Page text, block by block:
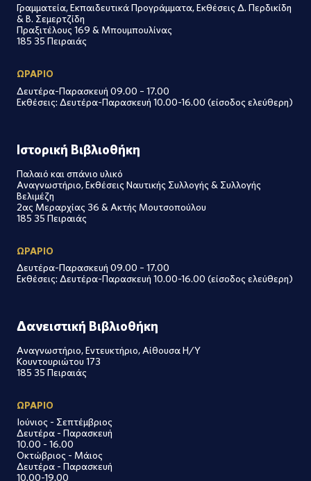
Γραμματεία, Εκπαιδευτικά Προγράμματα, Εκθέσεις Δ. Περδικίδη
& Β. Σεμερτζίδη
Πραξιτέλους 169 & Μπουμπουλίνας
185 35 Πειραιάς
ΩΡΑΡΙΟ
Δευτέρα-Παρασκευή 09.00 – 17.00
Εκθέσεις: Δευτέρα-Παρασκευή 10.00-16.00 (είσοδος ελεύθερη)
Ιστορική Βιβλιοθήκη
Παλαιό και σπάνιο υλικό
Αναγνωστήριο, Εκθέσεις Ναυτικής Συλλογής & Συλλογής
Βελιμέζη
2ας Μεραρχίας 36 & Ακτής Μουτσοπούλου
185 35 Πειραιάς
ΩΡΑΡΙΟ
Δευτέρα-Παρασκευή 09.00 – 17.00
Εκθέσεις: Δευτέρα-Παρασκευή 10.00-16.00 (είσοδος ελεύθερη)
Δανειστική Βιβλιοθήκη
Αναγνωστήριο, Εντευκτήριο, Αίθουσα Η/Υ
Κουντουριώτου 173
185 35 Πειραιάς
ΩΡΑΡΙΟ
Ιούνιος - Σεπτέμβριος
Δευτέρα - Παρασκευή
10.00 - 16.00
Οκτώβριος - Μάιος
Δευτέρα - Παρασκευή
10.00-19.00